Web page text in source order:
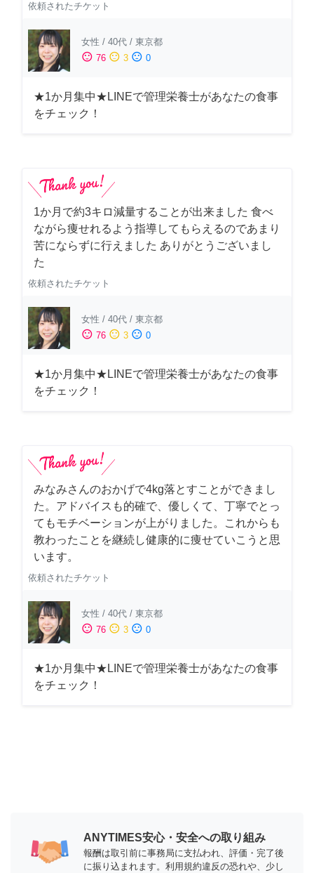
依頼されたチケット
女性 / 40代 / 東京都
sentiment_satisfied 76 sentiment_neutral 3 sentiment_dissatisfied 0
★1か月集中★LINEで管理栄養士があなたの食事
をチェック！
1か月で約3キロ減量することが出来ました 食べ
ながら痩せれるよう指導してもらえるのであまり
苦にならずに行えました ありがとうございまし
た
依頼されたチケット
女性 / 40代 / 東京都
sentiment_satisfied 76 sentiment_neutral 3 sentiment_dissatisfied 0
★1か月集中★LINEで管理栄養士があなたの食事
をチェック！
みなみさんのおかげで4kg落とすことができまし
た。アドバイスも的確で、優しくて、丁寧でとっ
てもモチベーションが上がりました。これからも
教わったことを継続し健康的に痩せていこうと思
います。
依頼されたチケット
女性 / 40代 / 東京都
sentiment_satisfied 76 sentiment_neutral 3 sentiment_dissatisfied 0
★1か月集中★LINEで管理栄養士があなたの食事
をチェック！
ANYTIMES安心・安全への取り組み
報酬は取引前に事務局に支払われ、評価・完了後
に振り込まれます。利用規約違反の恐れや、少し